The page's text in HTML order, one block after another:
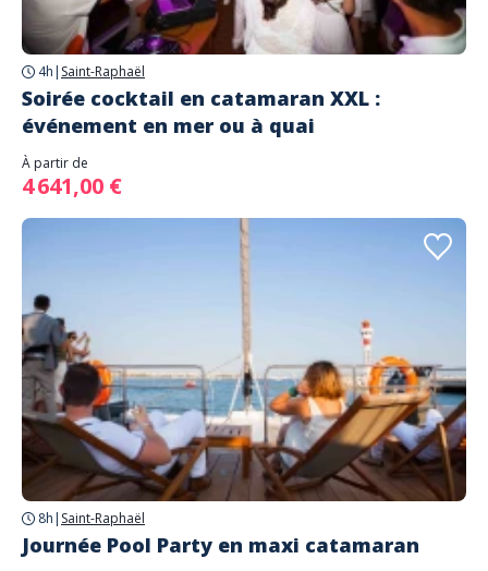
4h | Saint-Raphaël
Soirée cocktail en catamaran XXL :
événement en mer ou à quai
À partir de
4 641,00 €
8h | Saint-Raphaël
Journée Pool Party en maxi catamaran